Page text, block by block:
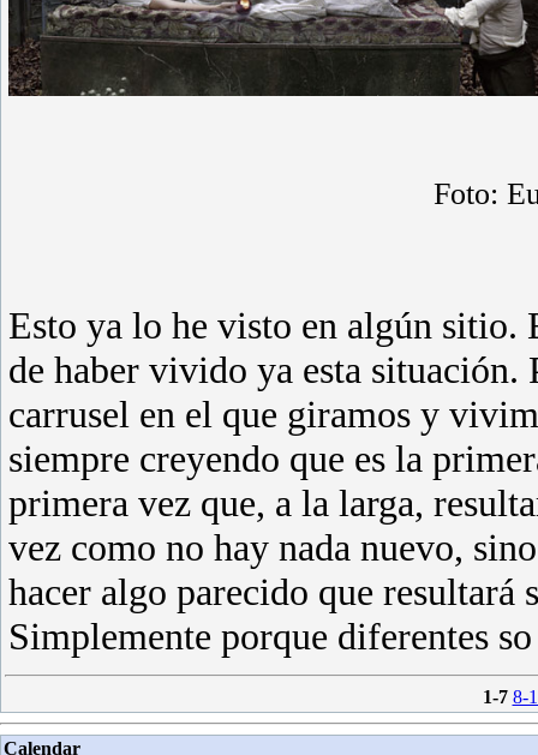
Foto:
Esto ya lo he visto en algún sitio.
de haber vivido ya esta
carrusel en el que giramos y
siempre creyendo que es la
primera vez que, a la larga,
vez como no hay nada nuevo,
hacer algo parecido que resultará
Simplemente porque diferentes
1-7 8-
Calendar